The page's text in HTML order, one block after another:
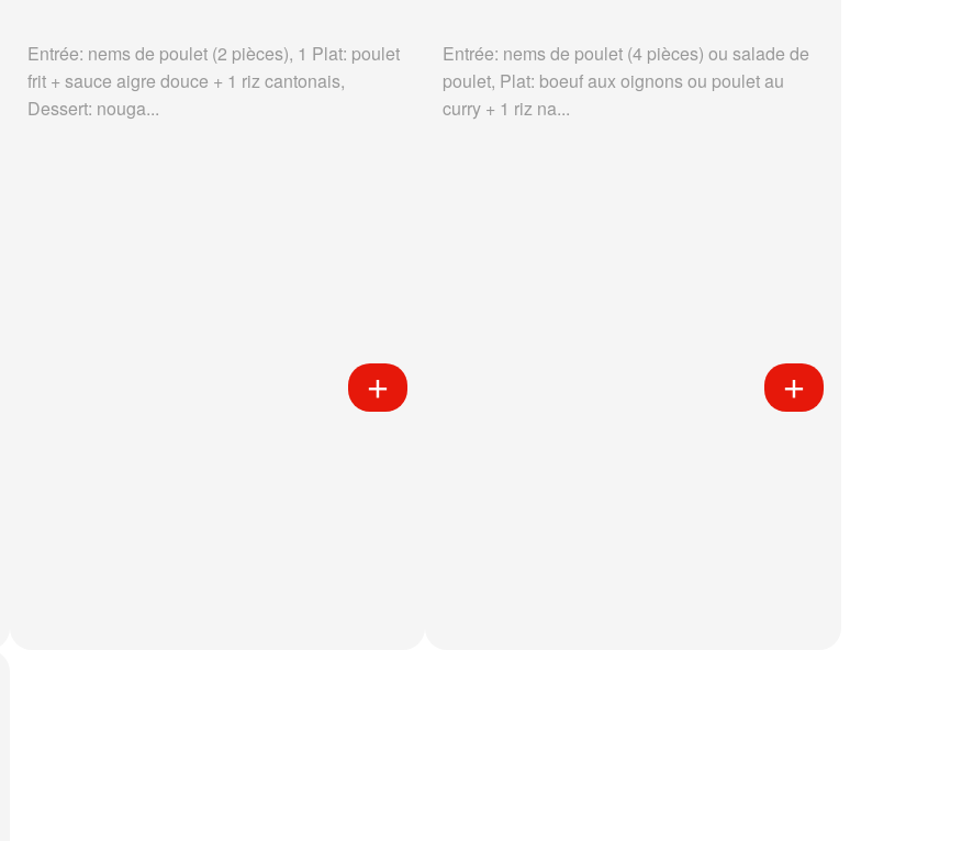
Entrée: nems de poulet (2 pièces), 1 Plat: poulet
frit + sauce aigre douce + 1 riz cantonais,
Dessert: nouga...
Entrée: nems de poulet (4 pièces) ou salade de
poulet, Plat: boeuf aux oignons ou poulet au
curry + 1 riz na...